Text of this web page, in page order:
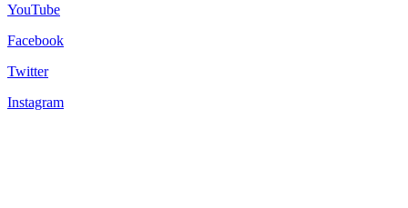
YouTube
Facebook
Twitter
Instagram